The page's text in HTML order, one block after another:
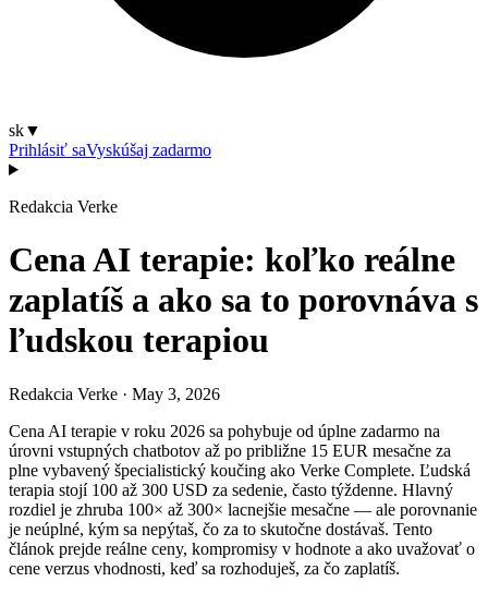
sk▼
Prihlásiť saVyskúšaj zadarmo
Redakcia Verke
Cena AI terapie: koľko reálne
zaplatíš a ako sa to porovnáva s
ľudskou terapiou
Redakcia Verke · May 3, 2026
Cena AI terapie v roku 2026 sa pohybuje od úplne zadarmo na
úrovni vstupných chatbotov až po približne 15 EUR mesačne za
plne vybavený špecialistický koučing ako Verke Complete. Ľudská
terapia stojí 100 až 300 USD za sedenie, často týždenne. Hlavný
rozdiel je zhruba 100× až 300× lacnejšie mesačne — ale porovnanie
je neúplné, kým sa nepýtaš, čo za to skutočne dostávaš. Tento
článok prejde reálne ceny, kompromisy v hodnote a ako uvažovať o
cene verzus vhodnosti, keď sa rozhoduješ, za čo zaplatíš.